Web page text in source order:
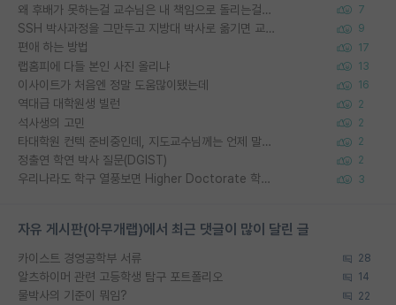
왜 후배가 못하는걸 교수님은 내 책임으로 돌리는걸까요? 7
SSH 박사과정을 그만두고 지방대 박사로 옮기면 교수의 꿈은 끝일까요? 9
편애 하는 방법 17
랩홈피에 다들 본인 사진 올리냐 13
이사이트가 처음엔 정말 도움많이됐는데 16
역대급 대학원생 빌런 2
석사생의 고민 2
타대학원 컨텍 준비중인데, 지도교수님께는 언제 말씀드려야 할까요? 2
정출연 학연 박사 질문(DGIST) 2
우리나라도 학구 열풍보면 Higher Doctorate 학위가 필요하다고 봅니다. 3
자유 게시판(아무개랩)에서 최근 댓글이 많이 달린 글
카이스트 경영공학부 서류 28
알츠하이머 관련 고등학생 탐구 포트폴리오 14
물박사의 기준이 뭐임? 22